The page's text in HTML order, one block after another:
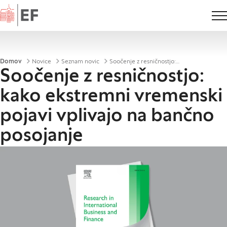
Domov
Drobtinice
Domov Novice Seznam novic Soočenje z resničnostjo: kako ekstremni vremenski pojavi vplivajo na bančno posojanje
Soočenje z resničnostjo:
kako ekstremni vremenski
pojavi vplivajo na bančno
posojanje